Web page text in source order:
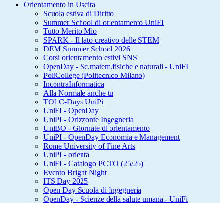
Orientamento in Uscita
Scuola estiva di Diritto
Summer School di orientamento UniFI
Tutto Merito Mio
SPARK - Il lato creativo delle STEM
DEM Summer School 2026
Corsi orientamento estivi SNS
OpenDay - Sc.matem.fisiche e naturali - UniFI
PoliCollege (Politecnico Milano)
IncontraInformatica
Alla Normale anche tu
TOLC-Days UniPi
UniFI - OpenDay
UniPI - Orizzonte Ingegneria
UniBO - Giornate di orientamento
UniPI - OpenDay Economia e Management
Rome University of Fine Arts
UniPI - orienta
UniFI - Catalogo PCTO (25/26)
Evento Bright Night
ITS Day 2025
Open Day Scuola di Ingegneria
OpenDay - Scienze della salute umana - UniFi